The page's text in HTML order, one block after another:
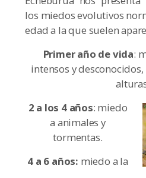
los miedos evolutivos
edad a la que suelen
Primer año de vida:
intensos y
2 a los 4 años: miedo
a animales y
tormentas.
4 a 6 años: miedo a la